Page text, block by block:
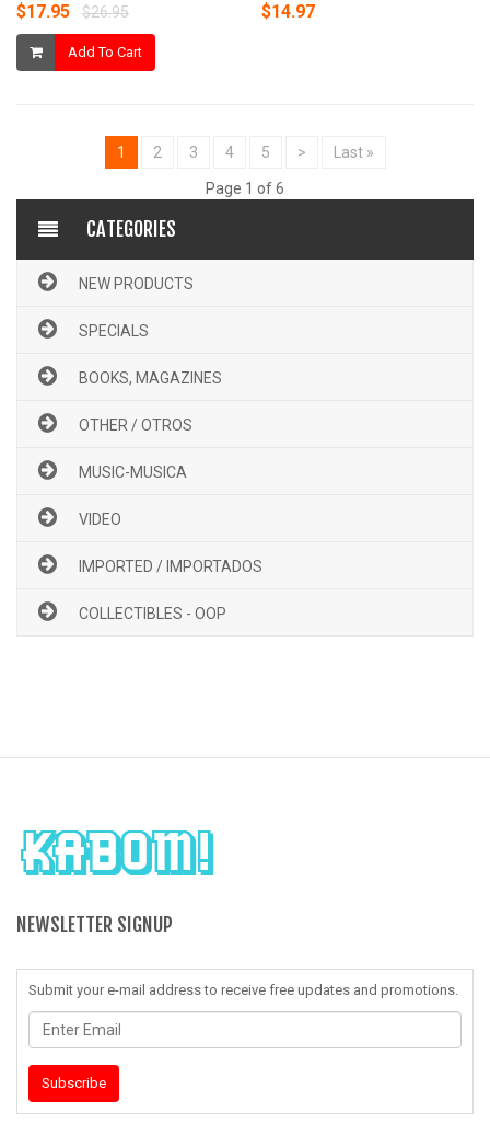
$17.95 $26.95
Add To Cart
$14.97
1 2 3 4 5 > Last »
Page 1 of 6
CATEGORIES
NEW PRODUCTS
SPECIALS
BOOKS, MAGAZINES
OTHER / OTROS
MUSIC-MUSICA
VIDEO
IMPORTED / IMPORTADOS
COLLECTIBLES - OOP
NEWSLETTER SIGNUP
Submit your e-mail address to receive free updates and promotions.
Enter
Email
Subscribe